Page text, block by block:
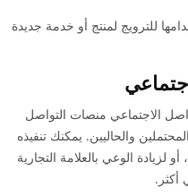
للترويج لمنتج أو خدمة جديدة
الاجتماعي منصات التواصل
والحاليين. يمكنك تنفيذه
لزيادة الوعي بالعلامة التجارية